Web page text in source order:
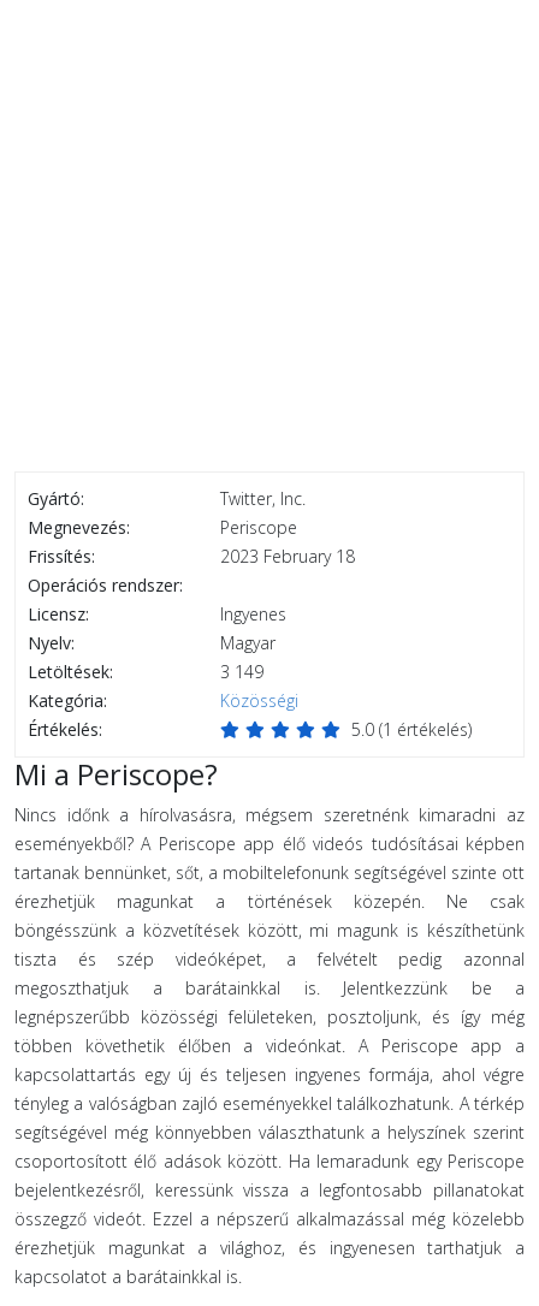
Gyártó:
Twitter, Inc.
Megnevezés:
Periscope
Frissítés:
2023 February 18
Operációs rendszer:
Licensz:
Ingyenes
Nyelv:
Magyar
Letöltések:
3 149
Kategória:
Közösségi
Értékelés:
5.0 (1 értékelés)
Mi a Periscope?
Nincs időnk a hírolvasásra, mégsem szeretnénk kimaradni az
eseményekből? A Periscope app élő videós tudósításai képben
tartanak bennünket, sőt, a mobiltelefonunk segítségével szinte ott
érezhetjük magunkat a történések közepén. Ne csak
böngésszünk a közvetítések között, mi magunk is készíthetünk
tiszta és szép videóképet, a felvételt pedig azonnal
megoszthatjuk a barátainkkal is. Jelentkezzünk be a
legnépszerűbb közösségi felületeken, posztoljunk, és így még
többen követhetik élőben a videónkat. A Periscope app a
kapcsolattartás egy új és teljesen ingyenes formája, ahol végre
tényleg a valóságban zajló eseményekkel találkozhatunk. A térkép
segítségével még könnyebben választhatunk a helyszínek szerint
csoportosított élő adások között. Ha lemaradunk egy Periscope
bejelentkezésről, keressünk vissza a legfontosabb pillanatokat
összegző videót. Ezzel a népszerű alkalmazással még közelebb
érezhetjük magunkat a világhoz, és ingyenesen tarthatjuk a
kapcsolatot a barátainkkal is.